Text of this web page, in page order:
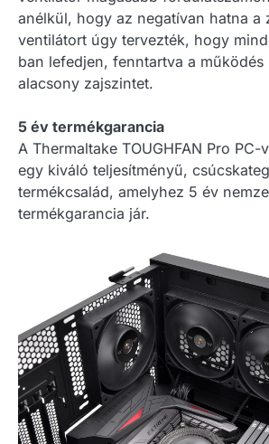
anélkül, hogy az negatívan hatna a
ventilátort úgy tervezték, hogy
ban lefedjen, fenntartva a működés
alacsony zajszintet.
5 év termékgarancia
A Thermaltake TOUGHFAN Pro
egy kiváló teljesítményű,
termékcsalád, amelyhez 5 év
termékgarancia jár.